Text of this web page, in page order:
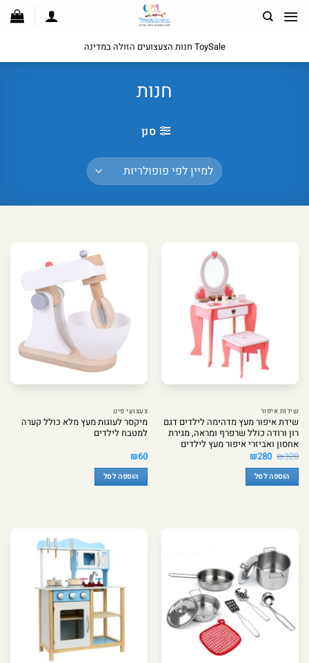
לתוכן
ToySale חנות הצעצועים הזולה במדינה
חנות
סנן
שידות איפור
שידת איפור מעץ מדהימה לילדים דגם
רון ורודה כולל שרפרף ומראה, מגירת
אחסון ואביזרי איפור מעץ לילדים
₪320 המחיר
המקורי
היה:
₪320.
₪280 המחיר
הנוכחי
הוא: הוספה לסל
צעצועי פיט
מיקסר לעוגות מעץ מלא כולל קערה
למטבח לילדים
₪60
הוספה לסל